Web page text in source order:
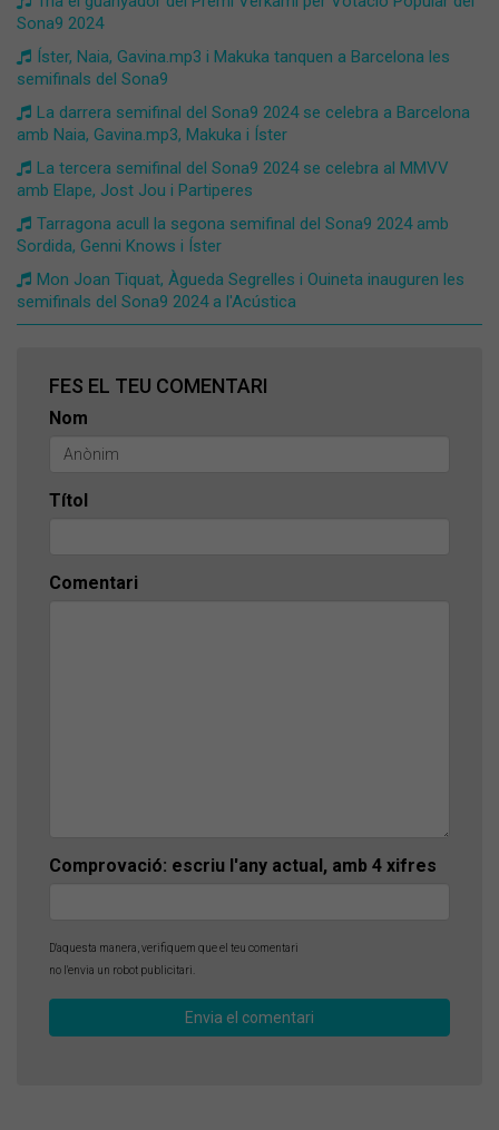
Sona9 2024
Íster, Naia, Gavina.mp3 i Makuka tanquen a Barcelona les
semifinals del Sona9
La darrera semifinal del Sona9 2024 se celebra a Barcelona
amb Naia, Gavina.mp3, Makuka i Íster
La tercera semifinal del Sona9 2024 se celebra al MMVV
amb Elape, Jost Jou i Partiperes
Tarragona acull la segona semifinal del Sona9 2024 amb
Sordida, Genni Knows i Íster
Mon Joan Tiquat, Àgueda Segrelles i Ouineta inauguren les
semifinals del Sona9 2024 a l'Acústica
FES EL TEU COMENTARI
Nom
Títol
Comentari
Comprovació: escriu l'any actual, amb 4 xifres
D'aquesta manera, verifiquem que el teu comentari
no l'envia un robot publicitari.